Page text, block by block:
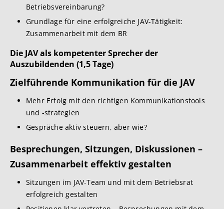
Betriebsvereinbarung?
Grundlage für eine erfolgreiche JAV-Tätigkeit:
Zusammenarbeit mit dem BR
Die JAV als kompetenter Sprecher der
Auszubildenden (1,5 Tage)
Zielführende Kommunikation für die JAV
Mehr Erfolg mit den richtigen Kommunikationstools
und -strategien
Gespräche aktiv steuern, aber wie?
Besprechungen, Sitzungen, Diskussionen –
Zusammenarbeit effektiv gestalten
Sitzungen im JAV-Team und mit dem Betriebsrat
erfolgreich gestalten